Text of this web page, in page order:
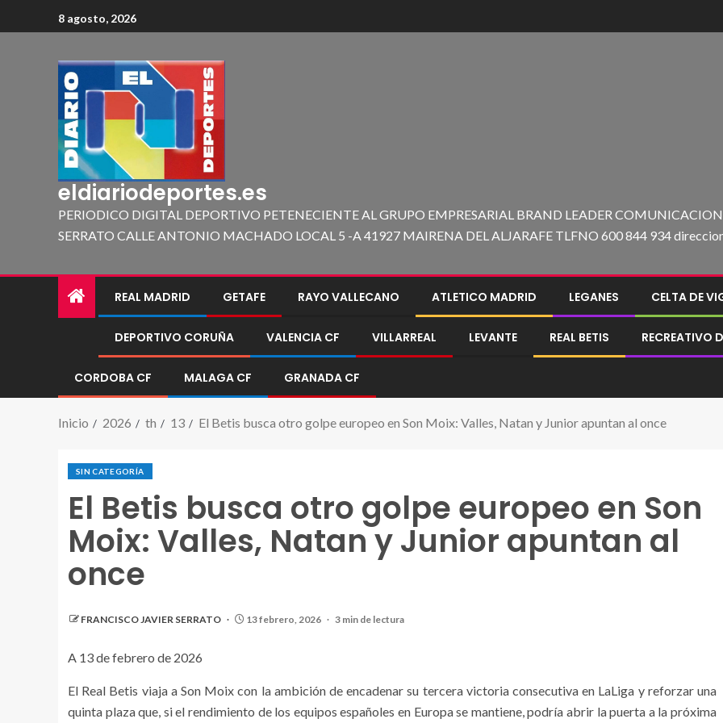
8 agosto, 2026
eldiariodeportes.es
PERIODICO DIGITAL DEPORTIVO PETENECIENTE AL GRUPO EMPRESARIAL BRAND LEADER
SERRATO CALLE ANTONIO MACHADO LOCAL 5 -A 41927 MAIRENA DEL ALJARAFE TLFNO 600 844 934
REAL MADRID GETAFE RAYO VALLECANO ATLETICO MADRID LEGANES CELTA DE
DEPORTIVO CORUÑA VALENCIA CF VILLARREAL LEVANTE REAL BETIS RECREATIVO
CORDOBA CF MALAGA CF GRANADA CF
Inicio 2026 th 13 El Betis busca otro golpe europeo en Son Moix: Valles, Natan y Junior apuntan al once
SIN CATEGORÍA
El Betis busca otro golpe europeo en Son
Moix: Valles, Natan y Junior apuntan al
once
FRANCISCO JAVIER SERRATO 13 febrero, 2026 3 min de lectura
A 13 de febrero de 2026
El Real Betis viaja a Son Moix con la ambición de encadenar su tercera victoria consecutiva en LaLiga y reforzar una
quinta plaza que, si el rendimiento de los equipos españoles en Europa se mantiene, podría abrir la puerta a la próxima